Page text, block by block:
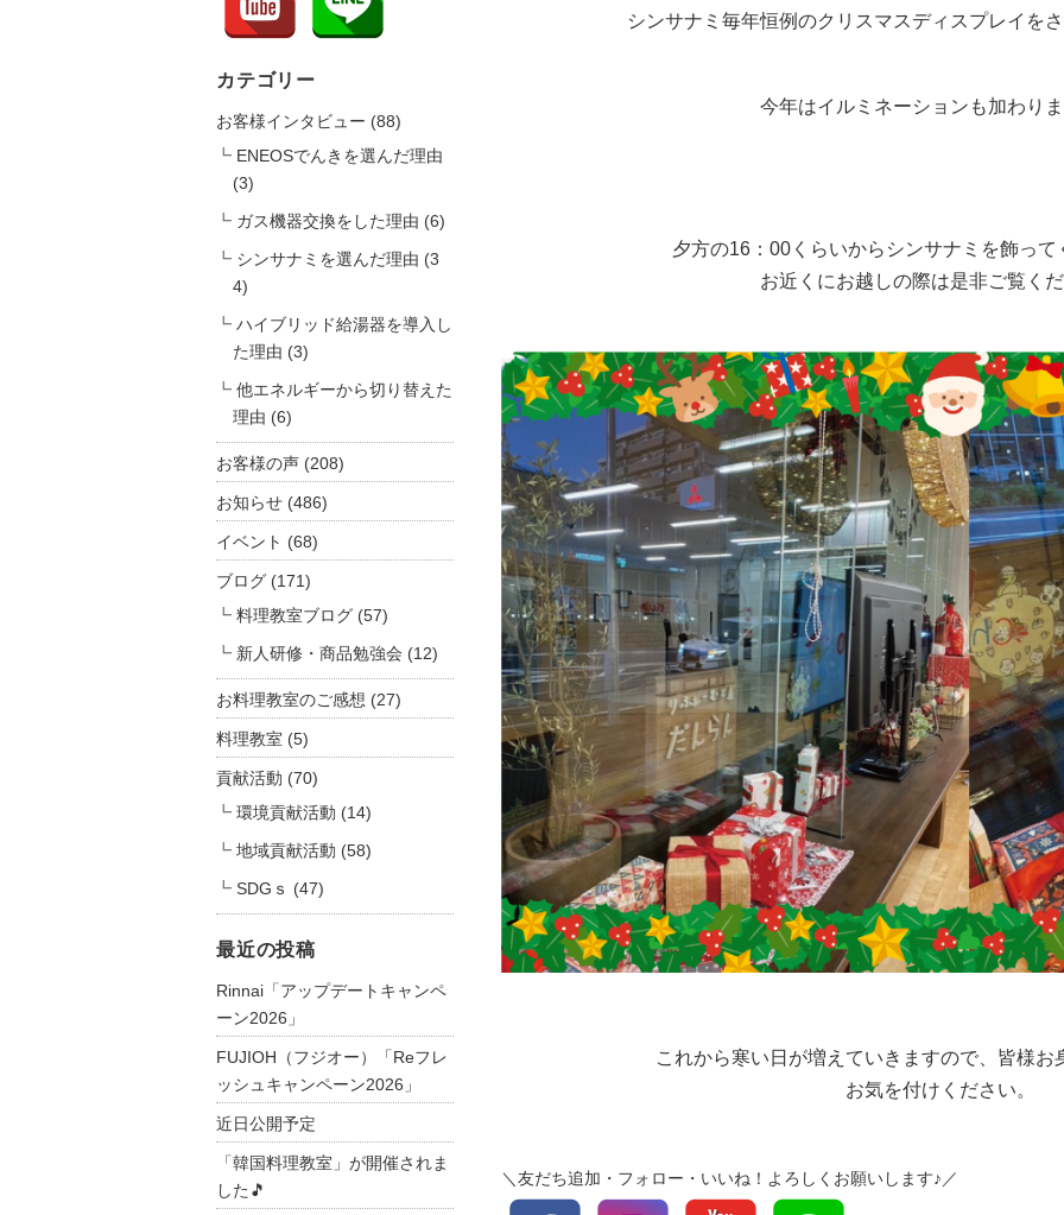
シンサナミ毎年恒例のクリスマスディスプレイを
今年はイルミネーションも加わり
夕方の16：00くらいからシンサナミを飾って
お近くにお越しの際は是非ご覧く
これから寒い日が増えていきますので、皆様お
お気を付けください。
＼友だち追加・フォロー・いいね！よろしくお願いします♪／
カテゴリー
お客様インタビュー (88)
ENEOSでんきを選んだ理由
(3)
ガス機器交換をした理由 (6)
シンサナミを選んだ理由 (3
4)
ハイブリッド給湯器を導入し
た理由 (3)
他エネルギーから切り替えた
理由 (6)
お客様の声 (208)
お知らせ (486)
イベント (68)
ブログ (171)
料理教室ブログ(57)
新人研修・商品勉強会 (12)
お料理教室のご感想 (27)
料理教室 (5)
貢献活動 (70)
環境貢献活動 (14)
地域貢献活動 (58)
SDGｓ (47)
最近の投稿
Rinnai「アップデートキャンペ
ーン2026」
FUJIOH（フジオー）「Reフレ
ッシュキャンペーン2026」
近日公開予定
「韓国料理教室」が開催されま
した🎵